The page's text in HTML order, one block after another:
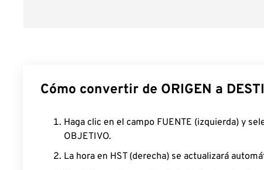
Cómo convertir de ORIGEN a
Haga clic en el campo FUENTE (izquierda) y
OBJETIVO.
La hora en HST (derecha) se actualizará